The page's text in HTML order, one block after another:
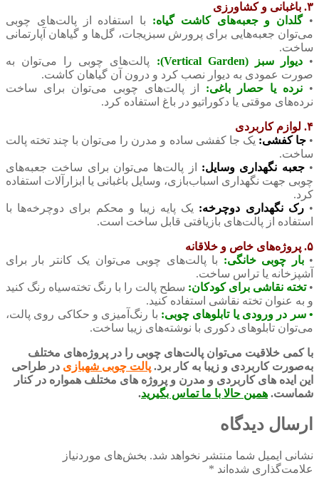
۳. باغبانی و کشاورزی
• گلدان و جعبه‌های کاشت گیاه: با استفاده از پالت‌های چوبی
می‌توان جعبه‌هایی برای پرورش سبزیجات، گل‌ها و گیاهان آپارتمانی
ساخت.
•دیوار سبز (Vertical Garden):
پالت‌های چوبی را می‌توان به
صورت عمودی به دیوار نصب کرد و درون آن گیاهان کاشت.
• نرده یا حصار باغی: از پالت‌های چوبی می‌توان برای ساخت
نرده‌های موقتی یا دکوراتیو در باغ استفاده کرد.
۴. لوازم کاربردی
•جا کفشی: یک جا کفشی ساده و مدرن را می‌توان با چند تخته پالت
ساخت.
•جعبه نگهداری وسایل:
از پالت‌ها می‌توان برای ساخت جعبه‌های
چوبی جهت نگهداری اسباب‌بازی، وسایل باغبانی یا ابزارآلات استفاده
کرد.
•رک نگهداری دوچرخه: یک پایه زیبا و محکم برای دوچرخه‌ها با
استفاده از پالت‌های بازیافتی قابل ساخت است.
۵. پروژه‌های خاص و خلاقانه
• بار چوبی خانگی: با پالت‌های چوبی می‌توان یک کانتر بار برای
آشپزخانه یا تراس ساخت.
•تخته نقاشی برای کودکان: سطح پالت را با رنگ تخته‌سیاه رنگ کنید
و به عنوان تخته نقاشی استفاده کنید.
• سر در ورودی یا تابلوهای چوبی: با رنگ‌آمیزی و حکاکی روی پالت،
می‌توان تابلوهای دکوری با نوشته‌های زیبا ساخت.
با کمی خلاقیت می‌توان پالت‌های چوبی را در پروژه‌های مختلف
به‌صورت کاربردی و زیبا به کار برد. پالت چوبی شهبازی در طراحی
این ایده های کاربردی و مدرن و پروژه های مختلف همواره در کنار
شماست. همین حالا با ما تماس بگیرید.
ارسال دیدگاه
نشانی ایمیل شما منتشر نخواهد شد. بخش‌های موردنیاز
علامت‌گذاری شده‌اند *